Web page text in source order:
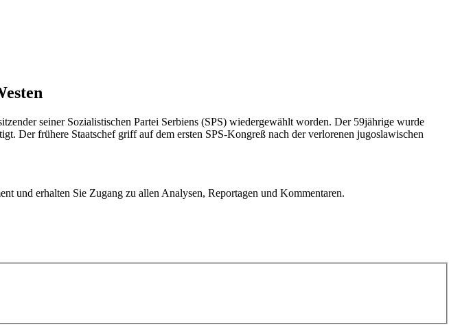
seiner Sozialistischen Partei Serbiens (SPS) wiedergewählt worden. Der 59jährige wurde
Der frühere Staatschef griff auf dem ersten SPS-Kongreß nach der verlorenen jugoslawischen
und erhalten Sie Zugang zu allen Analysen, Reportagen und Kommentaren.